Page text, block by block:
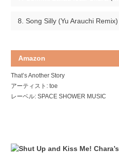
Song Silly (Yu Arauchi Remix)
Amazon
That’s Another Story
アーティスト: toe
レーベル: SPACE SHOWER MUSIC